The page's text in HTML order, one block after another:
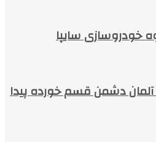
خودروسازی سایپا
آلمان دشمن قسم خورده پیدا